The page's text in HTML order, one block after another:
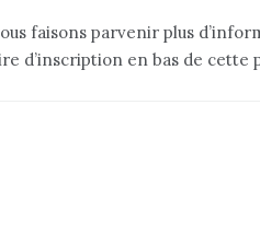
faisons parvenir plus
d’inscription en bas de cette